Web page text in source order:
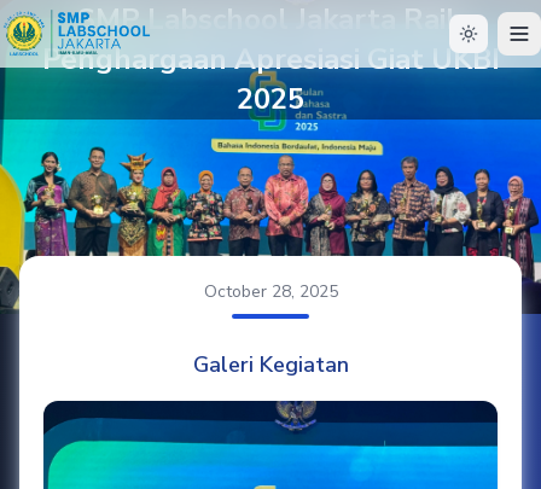
SMP Labschool Jakarta Raih
Penghargaan Apresiasi Giat UKBI
2025
October 28, 2025
Galeri Kegiatan